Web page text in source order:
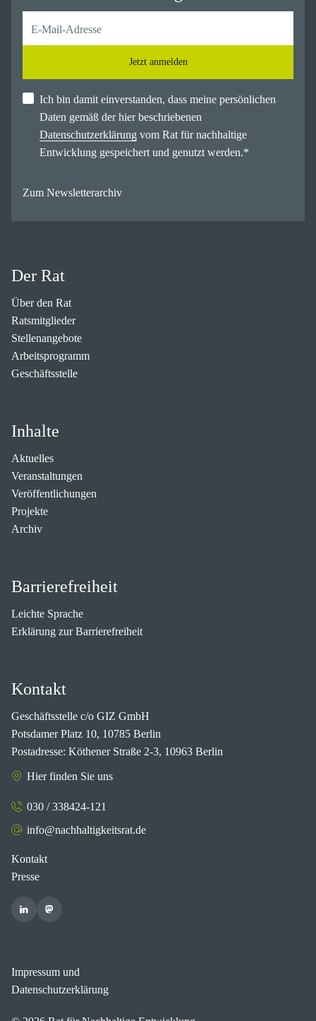
Jetzt anmelden
Ich bin damit einverstanden, dass meine persönlichen
Daten gemäß der hier beschriebenen
Datenschutzerklärung vom Rat für nachhaltige
Entwicklung gespeichert und genutzt werden.*
Zum Newsletterarchiv
Der Rat
Über den Rat
Ratsmitglieder
Stellenangebote
Arbeitsprogramm
Geschäftsstelle
Inhalte
Aktuelles
Veranstaltungen
Veröffentlichungen
Projekte
Archiv
Barrierefreiheit
Leichte Sprache
Erklärung zur Barrierefreiheit
Kontakt
Geschäftsstelle c/o GIZ GmbH
Potsdamer Platz 10, 10785 Berlin
Postadresse: Köthener Straße 2-3, 10963 Berlin
Hier finden Sie uns
030 / 338424-121
info@nachhaltigkeitsrat.de
Kontakt
Presse
Impressum und
Datenschutzerklärung